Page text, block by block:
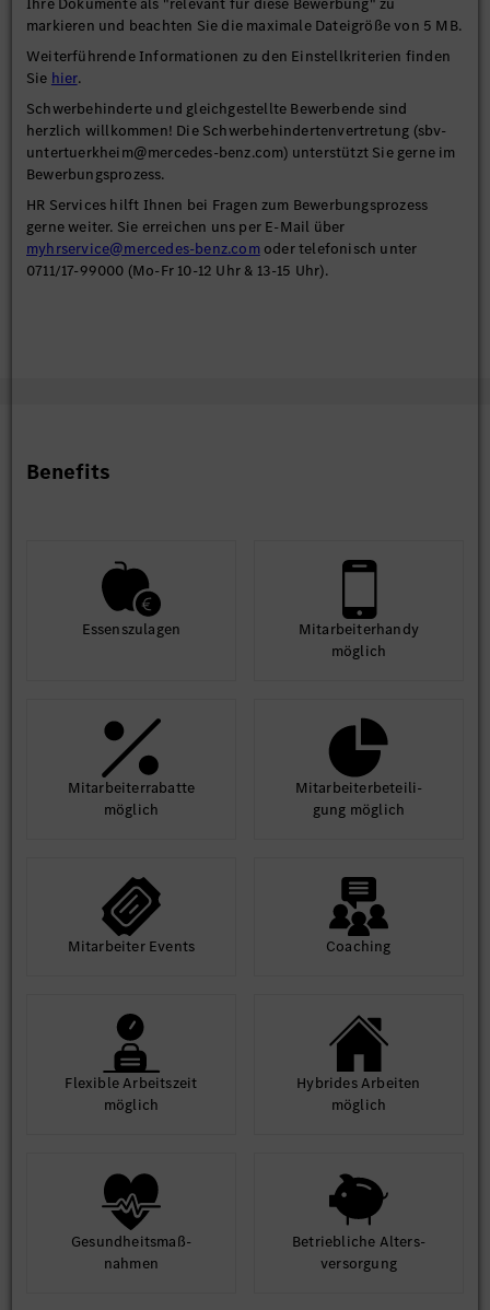
markieren und beachten Sie die maximale Dateigröße von 5 MB.
Weiterführende Informationen zu den Einstellkriterien finden
Sie hier.
Schwerbehinderte und gleichgestellte Bewerbende sind
herzlich willkommen! Die Schwerbehindertenvertretung (sbv-
untertuerkheim@mercedes-benz.com) unterstützt Sie gerne im
Bewerbungsprozess.
HR Services hilft Ihnen bei Fragen zum Bewerbungsprozess
gerne weiter. Sie erreichen uns per E-Mail über
myhrservice@mercedes-benz.com oder telefonisch unter
0711/17-99000 (Mo-Fr 10-12 Uhr & 13-15 Uhr).
Benefits
Essens­zulagen
Mit­arbeiter­handy
möglich
Mit­arbeiter­rabatte
möglich
Mit­arbeiter­beteili­
gung möglich
Mit­arbeiter Events Coaching
Flexible Arbeits­zeit
möglich
Hybrides Arbeiten
möglich
Gesund­heits­maß­
nahmen
Betrieb­liche Alters­
ver­sorgung